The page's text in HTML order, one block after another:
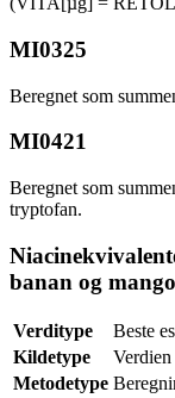
MI0325
Beregnet som
MI0421
Beregnet som
tryptofan.
banan og
Verditype
Beste
Kildetype
Verdien
Metodetype